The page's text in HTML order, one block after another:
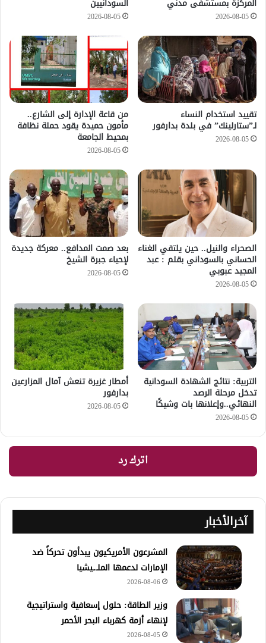
المركزة بمستشفى مدني
2026-08-05
السودانيين
2026-08-05
تقييد استخدام النساء
لـ”ستارلينك” في بلدة بدارفور
2026-08-05
من قاعة الإدارة إلى الشارع..
مأمون حميدة يقود حملة نظافة
بمحيط الجامعة
2026-08-05
الصحراء والنيل.. حين يلتقي الغناء
الحساني بالسوداني بقلم : عبد
المجيد عبوبي
2026-08-05
بعد صمت المدافع.. معركة جديدة
لإحياء جبرة الشيخ
2026-08-05
التربية: نتائج الشهادة السودانية
تدخل مرحلة الرصد
النهائي..وإعلانها بات وشيكًا
2026-08-05
أمطار غزيرة تنعش آمال المزارعين
بدارفور
2026-08-05
اترك رد
آخرالأخبار
المشرعون الأمريكيون يبدأون تحركاً ضد
الإمارات لدعمها الملـ.ـيشيا
2026-08-06
وزير الطاقة: حلول إسعافية واستراتيجية
لإنهاء أزمة كهرباء البحر الأحمر
2026-08-05